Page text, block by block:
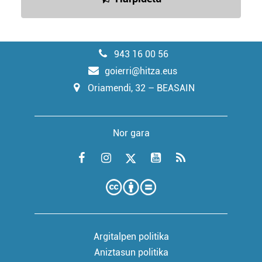
943 16 00 56
goierri@hitza.eus
Oriamendi, 32 – BEASAIN
Nor gara
Argitalpen politika
Aniztasun politika